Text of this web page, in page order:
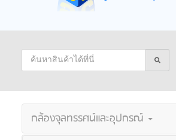
กล้องจุลทรรศน์และอุปกรณ์